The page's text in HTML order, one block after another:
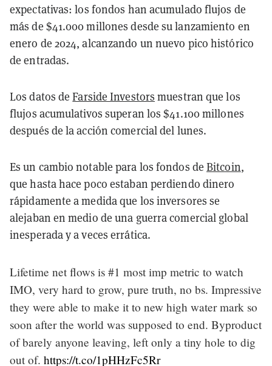
expectativas: los fondos han acumulado flujos de
más de $41.000 millones desde su lanzamiento en
enero de 2024, alcanzando un nuevo pico histórico
de entradas.
Los datos deFarside Investors muestran que los
flujos acumulativos superan los $41.100 millones
después de la acción comercial del lunes.
Es un cambio notable para los fondos deBitcoin,
que hasta hace poco estaban perdiendo dinero
rápidamente a medida que los inversores se
alejaban en medio de una guerra comercial global
inesperada y a veces errática.
Lifetime net flows is #1 most imp metric to watch
IMO, very hard to grow, pure truth, no bs. Impressive
they were able to make it to new high water mark so
soon after the world was supposed to end. Byproduct
of barely anyone leaving, left only a tiny hole to dig
out of. https://t.co/1pHHzFc5Rr